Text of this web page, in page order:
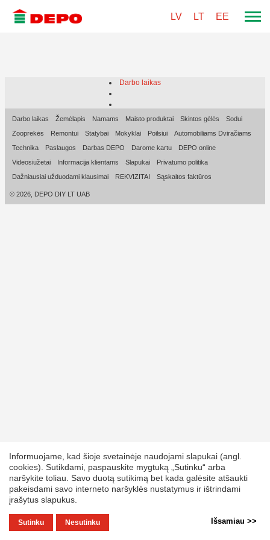
Informuojame, kad šioje svetainėje naudojami slapukai (angl.
cookies). Sutikdami, paspauskite mygtuką „Sutinku“ arba
naršykite toliau. Savo duotą sutikimą bet kada galėsite atšaukti
pakeisdami savo interneto naršyklės nustatymus ir ištrindami
įrašytus slapukus.
Sutinku Nesutinku Išsamiau >>
LV LT EE
Darbo laikas
Darbo laikas Žemėlapis Namams Maisto produktai Skintos gėlės
Sodui
Zooprekės
Remontui Statybai Mokyklai Poilsiui
Automobiliams Dviračiams
Technika
Paslaugos Darbas DEPO Darome kartu
DEPO online
Videosiužetai
Informacija klientams Slapukai
Privatumo politika
Dažniausiai užduodami klausimai
REKVIZITAI Sąskaitos faktūros
© 2026, DEPO DIY LT UAB